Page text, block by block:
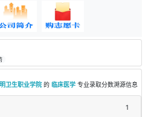
卫生职业学院 的 临床医学 专业录取分数溯源信息
1